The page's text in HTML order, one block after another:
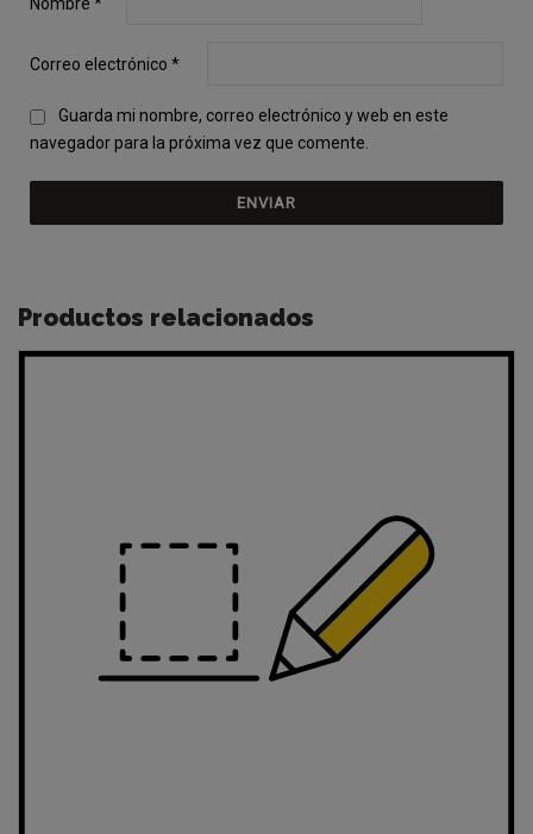
Nombre *
Correo electrónico *
Guarda mi nombre, correo electrónico y web en este
navegador para la próxima vez que comente.
Productos relacionados